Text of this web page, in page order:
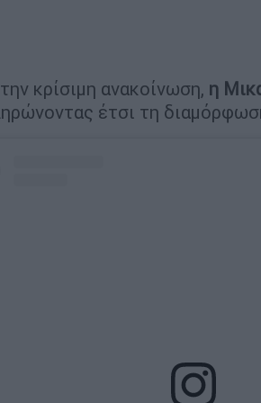
κρίσιμη ανακοίνωση, η
έτσι τη